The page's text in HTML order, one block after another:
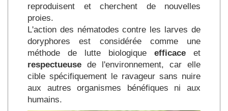
reproduisent et cherchent de nouvelles
proies.
L'action des nématodes contre les larves de
doryphores est considérée comme une
méthode de lutte biologique efficace et
respectueuse de l'environnement, car elle
cible spécifiquement le ravageur sans nuire
aux autres organismes bénéfiques ni aux
humains.